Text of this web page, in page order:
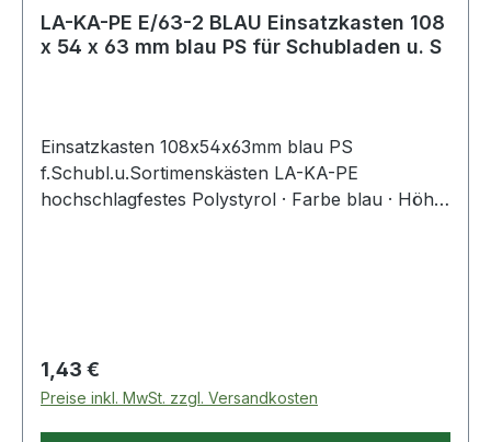
LA-KA-PE E/63-2 BLAU Einsatzkasten 108
x 54 x 63 mm blau PS für Schubladen u. S
Einsatzkasten 108x54x63mm blau PS
f.Schubl.u.Sortimenskästen LA-KA-PE
hochschlagfestes Polystyrol · Farbe blau · Höhe
Regulärer Preis:
1,43 €
Preise inkl. MwSt. zzgl. Versandkosten